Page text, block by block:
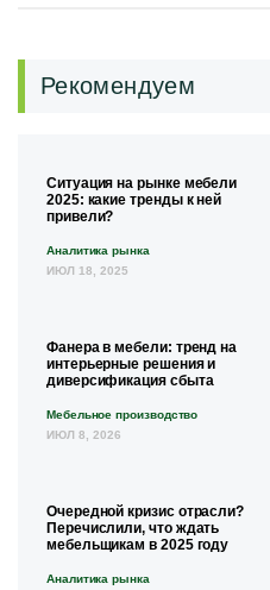
Рекомендуем
Ситуация на рынке мебели
2025: какие тренды к ней
привели?
Аналитика рынка
ИЮЛ 18, 2025
Фанера в мебели: тренд на
интерьерные решения и
диверсификация сбыта
Мебельное производство
ИЮЛ 8, 2026
Очередной кризис отрасли?
Перечислили, что ждать
мебельщикам в 2025 году
Аналитика рынка